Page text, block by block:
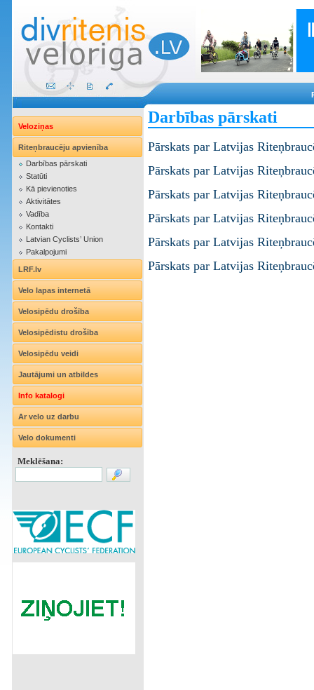
Veloziņas
Riteņbraucēju apvienība
Darbības pārskati
Statūti
Kā pievienoties
Aktivitātes
Vadība
Kontakti
Latvian Cyclists’ Union
Pakalpojumi
LRF.lv
Velo lapas internetā
Velosipēdu drošība
Velosipēdistu drošība
Velosipēdu veidi
Jautājumi un atbildes
Info katalogi
Ar velo uz darbu
Velo dokumenti
Meklēšana:
Darbības pārskati
Pārskats par Latvijas
Pārskats par Latvijas
Pārskats par Latvijas
Pārskats par Latvijas
Pārskats par Latvijas
Pārskats par Latvijas